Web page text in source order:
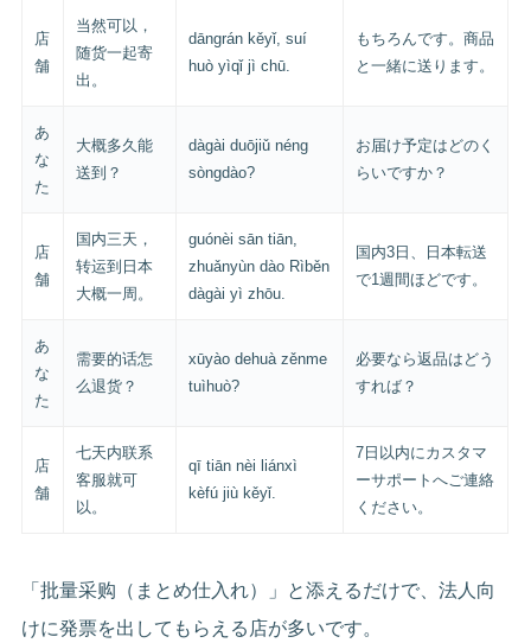
店
舗
当然可以，
随货一起寄
出。
dāngrán kěyǐ, suí
huò yìqǐ jì chū.
もちろんです。商品
と一緒に送ります。
あ
な
た
大概多久能
送到？
dàgài duōjiǔ néng
sòngdào?
お届け予定はどのく
らいですか？
店
舗
国内三天，
转运到日本
大概一周。
guónèi sān tiān,
zhuǎnyùn dào Rìběn
dàgài yì zhōu.
国内3日、日本転送
で1週間ほどです。
あ
な
た
需要的话怎
么退货？
xūyào dehuà zěnme
tuìhuò?
必要なら返品はどう
すれば？
店
舗
七天内联系
客服就可
以。
qī tiān nèi liánxì
kèfú jiù kěyǐ.
7日以内にカスタマ
ーサポートへご連絡
ください。
「批量采购（まとめ仕入れ）」と添えるだけで、法人向
けに発票を出してもらえる店が多いです。